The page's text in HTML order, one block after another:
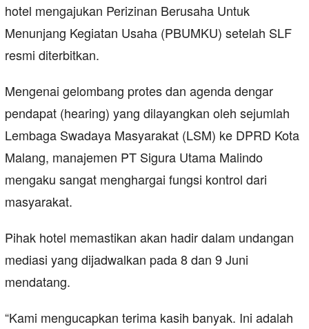
hotel mengajukan Perizinan Berusaha Untuk
Menunjang Kegiatan Usaha (PBUMKU) setelah SLF
resmi diterbitkan.
Mengenai gelombang protes dan agenda dengar
pendapat (hearing) yang dilayangkan oleh sejumlah
Lembaga Swadaya Masyarakat (LSM) ke DPRD Kota
Malang, manajemen PT Sigura Utama Malindo
mengaku sangat menghargai fungsi kontrol dari
masyarakat.
Pihak hotel memastikan akan hadir dalam undangan
mediasi yang dijadwalkan pada 8 dan 9 Juni
mendatang.
“Kami mengucapkan terima kasih banyak. Ini adalah